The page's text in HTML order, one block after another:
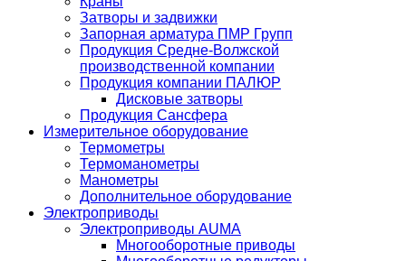
Затворы и задвижки
Запорная арматура ПМР Групп
Продукция Средне-Волжской
производственной компании
Продукция компании ПАЛЮР
Дисковые затворы
Продукция Сансфера
Измерительное оборудование
Термометры
Термоманометры
Манометры
Дополнительное оборудование
Электроприводы
Электроприводы AUMA
Многооборотные приводы